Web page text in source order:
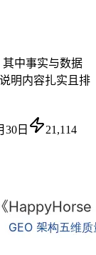
其中事实与数据
明内容扎实且排
30日
21,114